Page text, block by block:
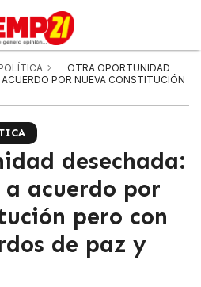
OTRA OPORTUNIDAD
POR NUEVA CONSTITUCIÓN
desechada:
acuerdo por
pero con
de paz y